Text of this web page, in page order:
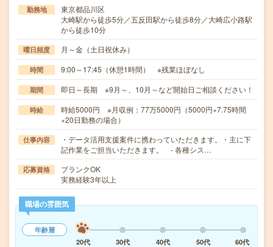
勤務地
東京都品川区
大崎駅から徒歩5分／五反田駅から徒歩8分／大崎広小路駅
から徒歩10分
曜日頻度 月～金（土日祝休み）
時間 9:00～17:45（休憩1時間） ※残業ほぼなし
期間 即日～長期 ※9月～、10月～など開始日ご相談ください！
時給
時給5000円 ※月収例：77万5000円（5000円×7.75時間
×20日勤務の場合）
仕事内容
・データ活用支援案件に携わっていただきます。・主に下
記作業をご担当いただきます。 - 各種シス…
応募資格
ブランクOK
実務経験3年以上
職場の雰囲気
年齢層
20代
30代 40代 50代
60代